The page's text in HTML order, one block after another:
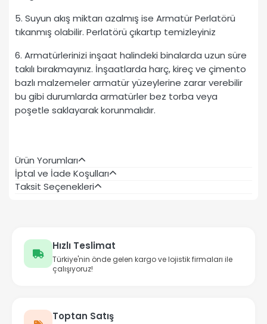
5. Suyun akış miktarı azalmış ise Armatür Perlatörü
tıkanmış olabilir. Perlatörü çıkartıp temizleyiniz
6. Armatürlerinizi inşaat halindeki binalarda uzun süre
takılı bırakmayınız. İnşaatlarda harç, kireç ve çimento
bazlı malzemeler armatür yüzeylerine zarar verebilir
bu gibi durumlarda armatürler bez torba veya
poşetle saklayarak korunmalıdır.
Ürün Yorumları
İptal ve İade Koşulları
Taksit Seçenekleri
Hızlı Teslimat
Türkiye'nin önde gelen kargo ve lojistik firmaları ile
çalışıyoruz!
Toptan Satış